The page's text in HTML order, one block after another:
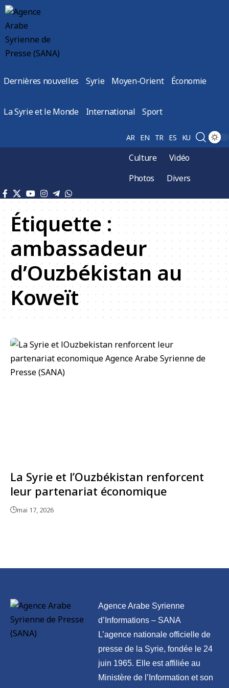
Dernières nouvelles Syrie Moyen-Orient Économie
La Syrie et le Monde International Sport
AR EN TR ES KU
Culture
Vidéo
Photos
Divers
Étiquette :
ambassadeur
d’Ouzbékistan au
Koweït
La Syrie et l’Ouzbékistan renforcent
leur partenariat économique
mai 17, 2026
Agence Arabe Syrienne
d’Informations – SANA
L’agence nationale officielle de
presse de la Syrie, fondée le 24
juin 1965. Elle est affiliée au
Ministère de l’Information et son